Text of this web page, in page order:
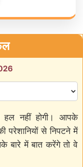
हल नहीं होगी। आपके
से निपटने में
में बात करेंगे तो वे